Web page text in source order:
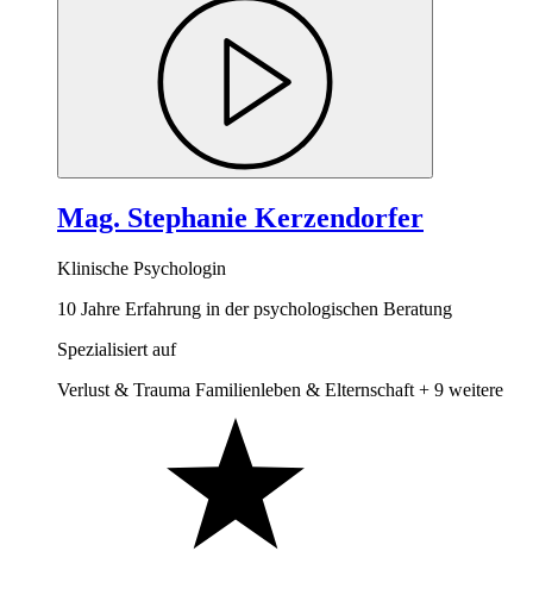
Mag. Stephanie Kerzendorfer
Klinische Psychologin
10 Jahre Erfahrung in der psychologischen Beratung
Spezialisiert auf
Verlust & Trauma Familienleben & Elternschaft + 9 weitere